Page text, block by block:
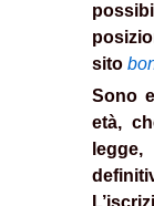
sito
Sono
età,